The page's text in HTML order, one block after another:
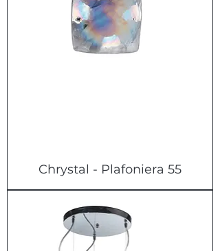
Chrystal - Plafoniera 55